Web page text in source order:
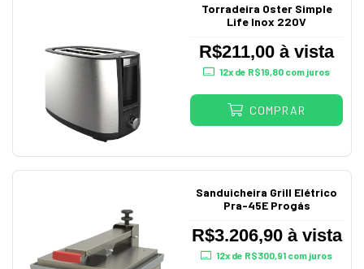
Torradeira Oster Simple
Life Inox 220V
R$211,00 à vista
12x de R$19,80com juros
COMPRAR
Sanduicheira Grill Elétrico
Pra-45E Progás
R$3.206,90 à vista
12x de R$300,91 com juros